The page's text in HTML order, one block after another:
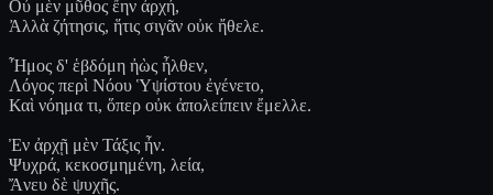
Οὐ μὲν μῦθος ἔην ἀρχή,
Ἀλλὰ ζήτησις, ἥτις σιγᾶν οὐκ ἤθελε.
Ἦμος δ' ἑβδόμη ἠὼς ἦλθεν,
Λόγος περὶ Νόου Ὑψίστου ἐγένετο,
Καὶ νόημα τι, ὅπερ οὐκ ἀπολείπειν ἔμελλε.
Ἐν ἀρχῇ μὲν Τάξις ἦν.
Ψυχρά, κεκοσμημένη, λεία,
Ἄνευ δὲ ψυχῆς.